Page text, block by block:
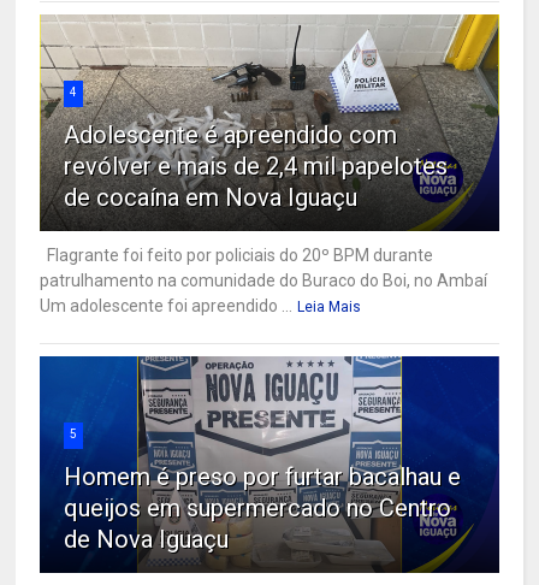
4
Adolescente é apreendido com
revólver e mais de 2,4 mil papelotes
de cocaína em Nova Iguaçu
Flagrante foi feito por policiais do 20º BPM durante
patrulhamento na comunidade do Buraco do Boi, no Ambaí
Um adolescente foi apreendido ... Leia Mais
5
Homem é preso por furtar bacalhau e
queijos em supermercado no Centro
de Nova Iguaçu